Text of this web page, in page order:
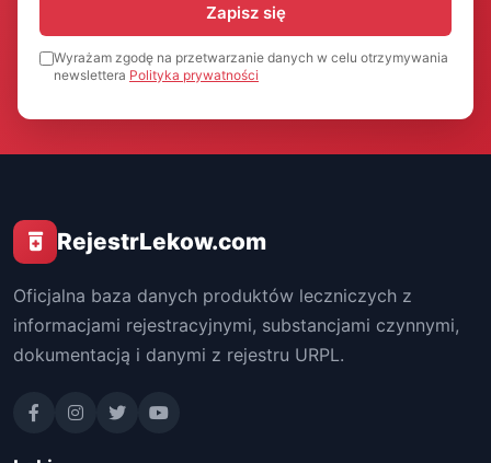
Zapisz się
Wyrażam zgodę na przetwarzanie danych w celu otrzymywania
newslettera Polityka prywatności
RejestrLekow.com
Oficjalna baza danych produktów leczniczych z
informacjami rejestracyjnymi, substancjami czynnymi,
dokumentacją i danymi z rejestru URPL.